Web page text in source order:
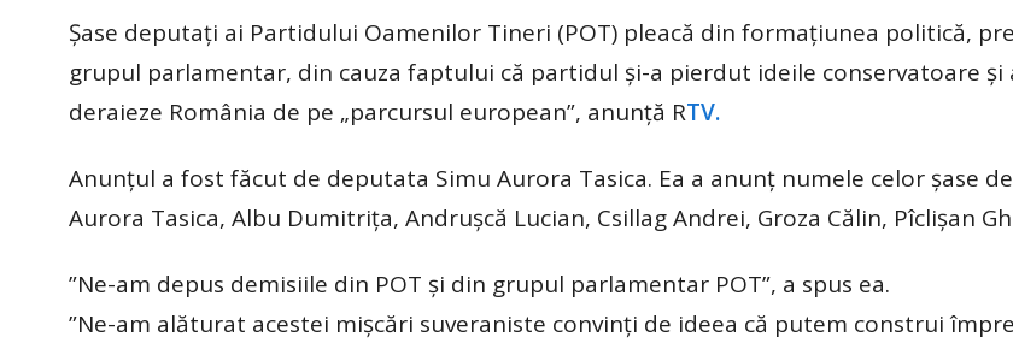
Șase deputați ai Partidului Oamenilor Tineri (POT) pleacă din formațiunea politică,
grupul parlamentar, din cauza faptului că partidul și-a pierdut ideile conservatoare și
deraieze România de pe „parcursul european”, anunță RTV.
Anunțul a fost făcut de deputata Simu Aurora Tasica. Ea a anunț numele celor șase
Aurora Tasica, Albu Dumitrița, Andrușcă Lucian, Csillag Andrei, Groza Călin, Pîclișan
”Ne-am depus demisiile din POT și din grupul parlamentar POT”, a spus ea.
”Ne-am alăturat acestei mișcări suveraniste convinți de ideea că putem construi